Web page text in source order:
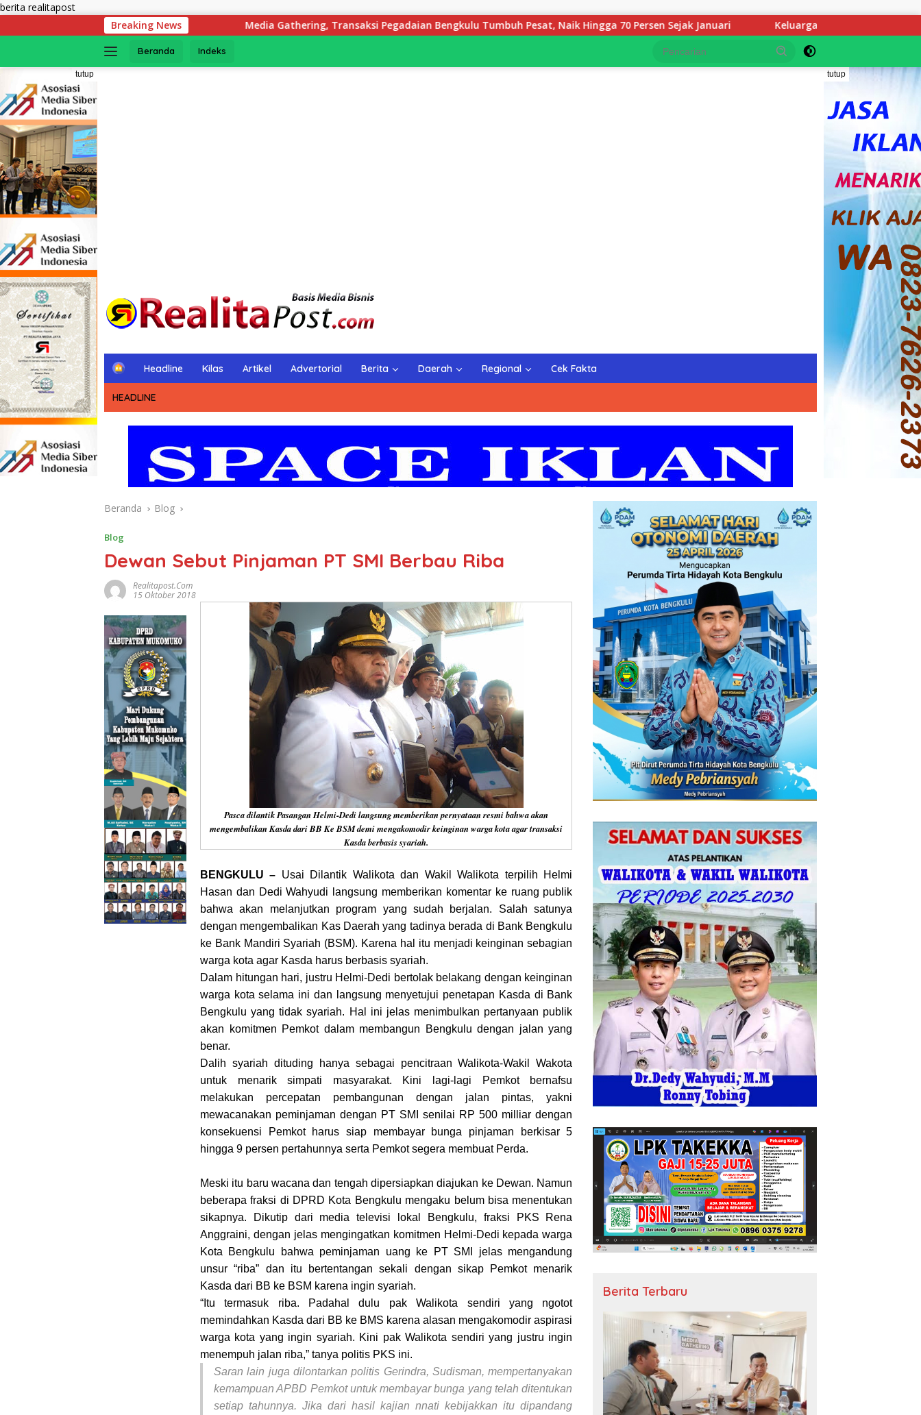
berita realitapostLangsung
konten
Breaking News
Media Gathering, Transaksi Pegadaian Bengkulu Tumbuh Pesat, Naik Hingga 70 Persen Sejak Januari Keluarga YS Angkat Bicara: Kami Terpukul, Jangan
Beranda Indeks
tutup tutup
H
m
e
Headline Kilas Artikel Advertorial Berita Daerah Regional Cek Fakta
HEADLINE
Beranda Blog
Blog
Dewan Sebut Pinjaman PT SMI Berbau Riba
Realitapost.com
15 Oktober 2018
Pasca dilantik Pasangan Helmi-Dedi langsung memberikan pernyataan resmi bahwa akan
mengembalikan Kasda dari BB Ke BSM demi mengakomodir keinginan warga kota agar transaksi
Kasda berbasis syariah.
BENGKULU – Usai Dilantik Walikota dan Wakil Walikota terpilih Helmi
Hasan dan Dedi Wahyudi langsung memberikan komentar ke ruang publik
bahwa akan melanjutkan program yang sudah berjalan. Salah satunya
dengan mengembalikan Kas Daerah yang tadinya berada di Bank Bengkulu
ke Bank Mandiri Syariah (BSM). Karena hal itu menjadi keinginan sebagian
warga kota agar Kasda harus berbasis syariah.
Dalam hitungan hari, justru Helmi-Dedi bertolak belakang dengan keinginan
warga kota selama ini dan langsung menyetujui penetapan Kasda di Bank
Bengkulu yang tidak syariah. Hal ini jelas menimbulkan pertanyaan publik
akan komitmen Pemkot dalam membangun Bengkulu dengan jalan yang
benar.
Dalih syariah dituding hanya sebagai pencitraan Walikota-Wakil Wakota
untuk menarik simpati masyarakat. Kini lagi-lagi Pemkot bernafsu
melakukan percepatan pembangunan dengan jalan pintas, yakni
mewacanakan peminjaman dengan PT SMI senilai RP 500 milliar dengan
konsekuensi Pemkot harus siap membayar bunga pinjaman berkisar 5
hingga 9 persen pertahunnya serta Pemkot segera membuat Perda.
Meski itu baru wacana dan tengah dipersiapkan diajukan ke Dewan. Namun
beberapa fraksi di DPRD Kota Bengkulu mengaku belum bisa menentukan
sikapnya. Dikutip dari media televisi lokal Bengkulu, fraksi PKS Rena
Anggraini, dengan jelas mengingatkan komitmen Helmi-Dedi kepada warga
Kota Bengkulu bahwa peminjaman uang ke PT SMI jelas mengandung
unsur “riba” dan itu bertentangan sekali dengan sikap Pemkot menarik
Kasda dari BB ke BSM karena ingin syariah.
“Itu termasuk riba. Padahal dulu pak Walikota sendiri yang ngotot
memindahkan Kasda dari BB ke BMS karena alasan mengakomodir aspirasi
warga kota yang ingin syariah. Kini pak Walikota sendiri yang justru ingin
menempuh jalan riba,” tanya politis PKS ini.
Saran lain juga dilontarkan politis Gerindra, Sudisman, mempertanyakan
kemampuan APBD Pemkot untuk membayar bunga yang telah ditentukan
setiap tahunnya. Jika dari hasil kajian nnati kebijakkan itu dipandang
Berita Terbaru